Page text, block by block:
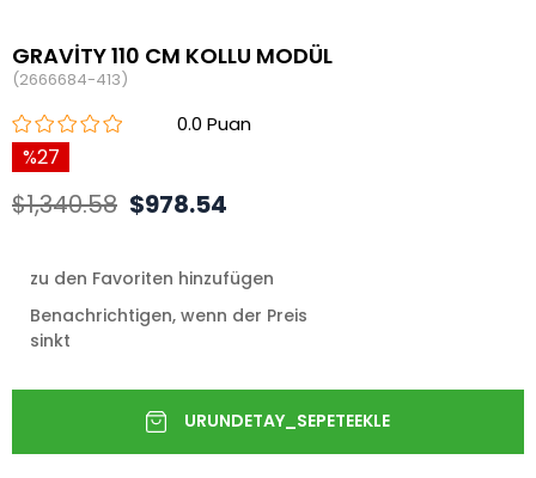
GRAVİTY 110 CM KOLLU MODÜL
(2666684-413)
0.0
27
$1,340.58 $978.54
zu den Favoriten hinzufügen
Benachrichtigen, wenn der Preis
sinkt